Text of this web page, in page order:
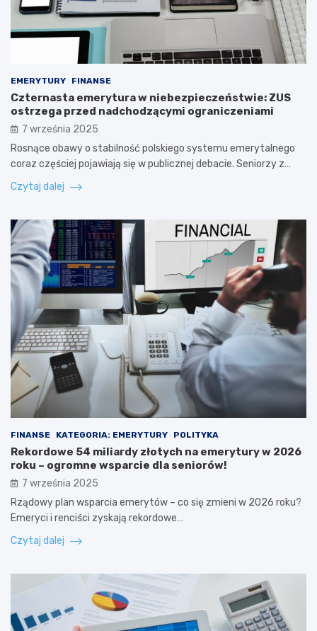
EMERYTURY FINANSE
Czternasta emerytura w niebezpieczeństwie: ZUS
ostrzega przed nadchodzącymi ograniczeniami
7 września 2025
Rosnące obawy o stabilność polskiego systemu emerytalnego
coraz częściej pojawiają się w publicznej debacie. Seniorzy z…
Czytaj dalej
FINANSE KATEGORIA: EMERYTURY POLITYKA
Rekordowe 54 miliardy złotych na emerytury w 2026
roku – ogromne wsparcie dla seniorów!
7 września 2025
Rządowy plan wsparcia emerytów – co się zmieni w 2026 roku?
Emeryci i renciści zyskają rekordowe…
Czytaj dalej